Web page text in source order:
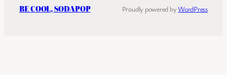
BE COOL, SODAPOP Proudly powered byWordPress